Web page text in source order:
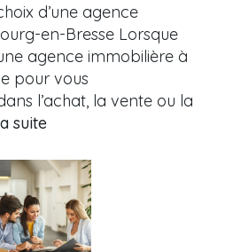
d’une agence
en-Bresse Lorsque
agence immobilière à
pour vous
l’achat, la vente ou la
suite